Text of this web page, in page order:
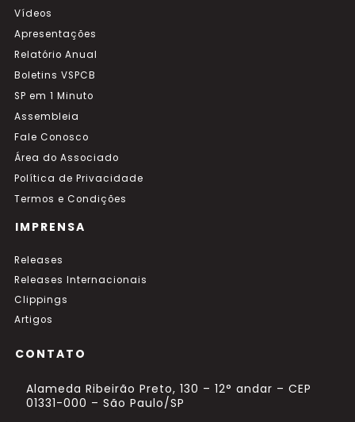
Vídeos
Apresentações
Relatório Anual
Boletins VSPCB
SP em 1 Minuto
Assembleia
Fale Conosco
Área do Associado
Política de Privacidade
Termos e Condições
IMPRENSA
Releases
Releases Internacionais
Clippings
Artigos
CONTATO
Alameda Ribeirão Preto, 130 – 12° andar – CEP
01331-000 – São Paulo/SP